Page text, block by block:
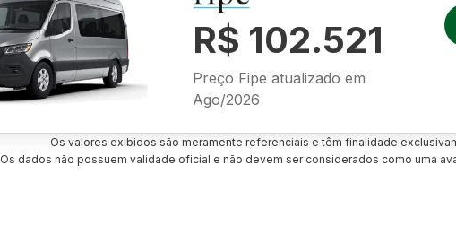
R$ 102.521
Preço Fipe atualizado em
Ago/2026
Os valores exibidos são meramente referenciais e têm finalidade
Os dados não possuem validade oficial e não devem ser considerados como uma